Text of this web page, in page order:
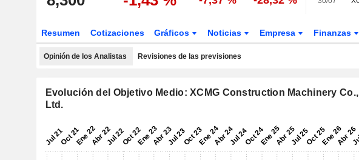
Resumen Cotizaciones Gráficos Noticias Empresa Finanzas
Opinión de los Analistas Revisiones de las previsiones
Evolución del Objetivo Medio: XCMG Construction Machinery Co.,
Ltd.